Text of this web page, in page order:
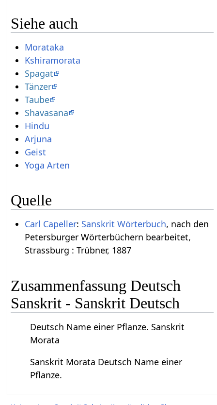
Siehe auch
Morataka
Kshiramorata
Spagat
Tänzer
Taube
Shavasana
Hindu
Arjuna
Geist
Yoga Arten
Quelle
Carl Capeller: Sanskrit Wörterbuch, nach den
Petersburger Wörterbüchern bearbeitet,
Strassburg : Trübner, 1887
Zusammenfassung Deutsch
Sanskrit - Sanskrit Deutsch
Deutsch Name einer Pflanze. Sanskrit
Morata
Sanskrit Morata Deutsch Name einer
Pflanze.